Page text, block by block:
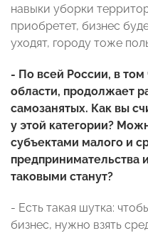
навыки уборки
приобретет, бизнес
уходят, городу тоже
- По всей России, в
области, продолжает
самозанятых. Как вы
у этой категории?
субъектами малого и
предпринимательства
таковыми станут?
- Есть такая шутка:
бизнес, нужно взять